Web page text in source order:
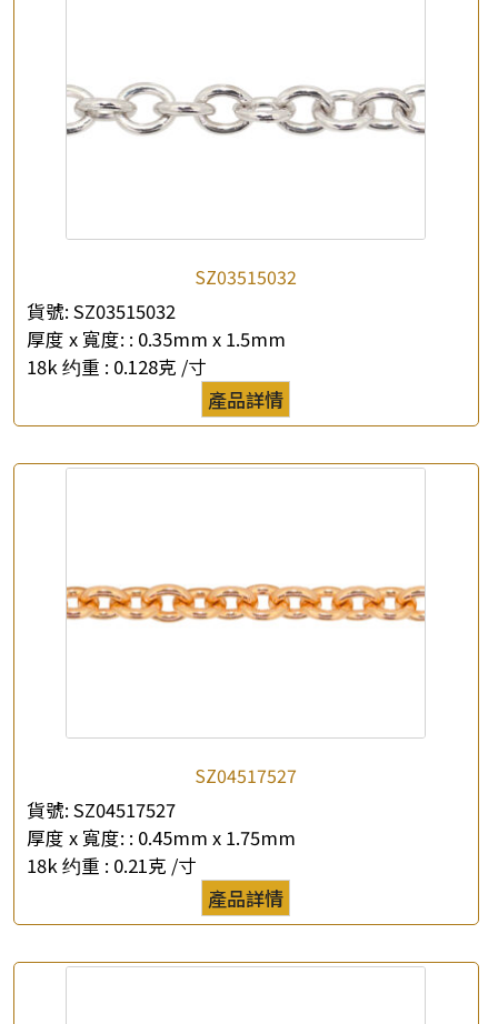
產品查詢
*你的名字
公司名稱
查詢以下產品
SZ03515032
貨號: SZ03515032
厚度 x 寬度: : 0.35mm x 1.5mm
18k 约重 : 0.128克 /寸
產品詳情
SZ04517527
貨號: SZ04517527
厚度 x 寬度: : 0.45mm x 1.75mm
18k 约重 : 0.21克 /寸
產品詳情